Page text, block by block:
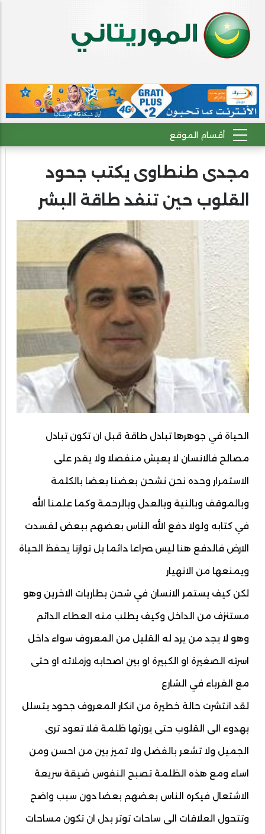
مجدى طنطاوى يكتب جحود
القلوب حين تنفد طاقة البشر
الحياة في جوهرها تبادل طاقة قبل ان تكون تبادل
مصالح فالانسان لا يعيش منفصلا ولا يقدر على
الاستمرار وحده نحن نشحن بعضنا بعضا بالكلمة
وبالموقف وبالنية وبالعدل وبالرحمة وكما علمنا الله
في كتابه ولولا دفع الله الناس بعضهم ببعض لفسدت
الارض فالدفع هنا ليس صراعا دائما بل توازنا يحفظ الحياة
ويمنعها من الانهيار
لكن كيف يستمر الانسان في شحن بطاريات الاخرين وهو
مستنزف من الداخل وكيف يطلب منه العطاء الدائم
وهو لا يجد من يرد له القليل من المعروف سواء داخل
اسرته الصغيرة او الكبيرة او بين اصحابه وزملائه او حتى
مع الغرباء في الشارع
لقد انتشرت حالة خطيرة من انكار المعروف جحود يتسلل
بهدوء الى القلوب حتى يورثها ظلمة فلا تعود ترى
الجميل ولا تشعر بالفضل ولا تميز بين من احسن ومن
اساء ومع هذه الظلمة تصبح النفوس ضيقة سريعة
الاشتعال فيكره الناس بعضهم بعضا دون سبب واضح
وتتحول العلاقات الى ساحات توتر بدل ان تكون مساحات